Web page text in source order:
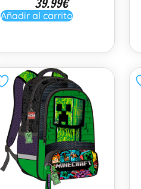
Añadir al carrito